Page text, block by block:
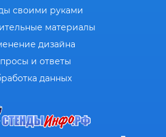
своими руками
материалы
дизайна
и ответы
данных